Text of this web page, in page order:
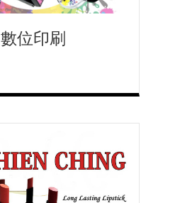
數位印刷